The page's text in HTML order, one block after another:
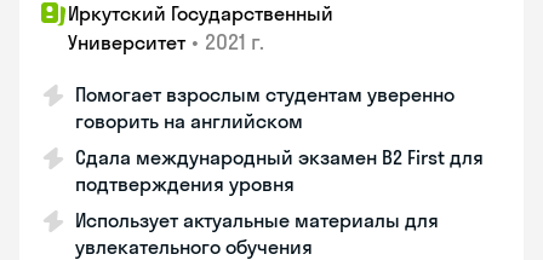
Иркутский Государственный
Университет • 2021 г.
Помогает взрослым студентам уверенно
говорить на английском
Сдала международный экзамен B2 First для
подтверждения уровня
Использует актуальные материалы для
увлекательного обучения